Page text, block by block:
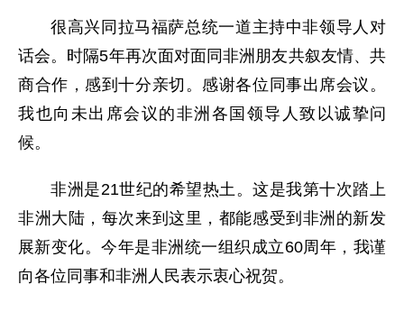
很高兴同拉马福萨总统一道主持中非领导人对
话会。时隔5年再次面对面同非洲朋友共叙友情、共
商合作，感到十分亲切。感谢各位同事出席会议。
我也向未出席会议的非洲各国领导人致以诚挚问
候。
非洲是21世纪的希望热土。这是我第十次踏上
非洲大陆，每次来到这里，都能感受到非洲的新发
展新变化。今年是非洲统一组织成立60周年，我谨
向各位同事和非洲人民表示衷心祝贺。